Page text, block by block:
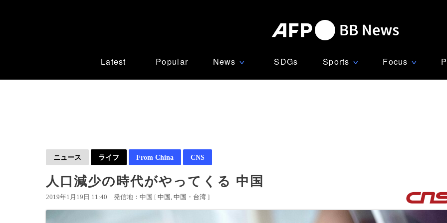
Latest Popular News ∨ SDGs Sports ∨ Focus ∨
ニュース ライフ From China CNS
人口減少の時代がやってくる 中国
2019年1月19日 11:40 発信地：中国 [ 中国 中国・台湾 ]